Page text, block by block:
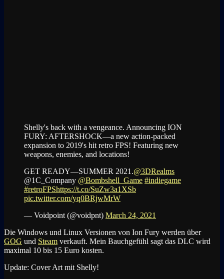
Shelly's back with a vengeance. Announcing ION
FURY: AFTERSHOCK—a new action-packed
expansion to 2019's hit retro FPS! Featuring new
weapons, enemies, and locations!
GET READY—SUMMER 2021.@3DRealms
@1C_Company @Bombshell_Game #indiegame
#retroFPShttps://t.co/SuZw3a1XSb
pic.twitter.com/yq0BRjwMrW
— Voidpoint (@voidpnt) March 24, 2021
Die Windows und Linux Versionen von Ion Fury werden über
GOG und Steam verkauft. Mein Bauchgefühl sagt das DLC wird
maximal 10 bis 15 Euro kosten.
Update: Cover Art mit Shelly!